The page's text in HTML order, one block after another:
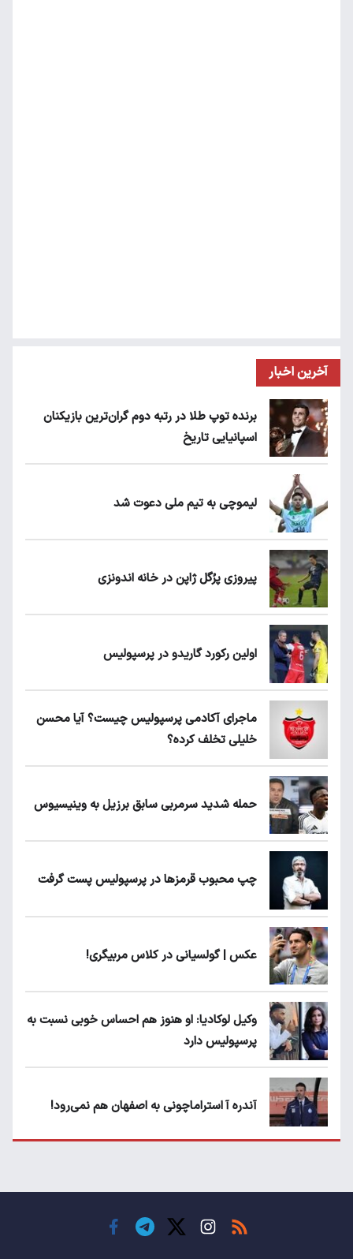
آخرین اخبار
برنده توپ طلا در رتبه دوم گران‌ترین بازیکنان
اسپانیایی تاریخ
لیموچی به تیم ملی دعوت شد
پیروزی پرُگل ژاپن در خانه اندونزی
اولین رکورد گاریدو در پرسپولیس
ماجرای آکادمی پرسپولیس چیست؟ آیا محسن
خلیلی تخلف کرده؟
حمله شدید سرمربی سابق برزیل به وینیسیوس
چپ محبوب قرمزها در پرسپولیس پست گرفت
عکس | گولسیانی در کلاس مربیگری!
وکیل لوکادیا: او هنوز هم احساس خوبی نسبت به
پرسپولیس دارد
آندره آ استراماچونی به اصفهان هم نمی‌رود!
حسن روی هوا!